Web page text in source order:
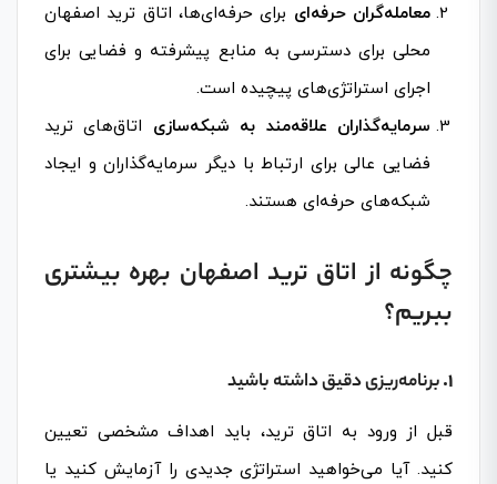
معامله‌گران حرفه‌ای برای حرفه‌ای‌ها، اتاق ترید اصفهان
محلی برای دسترسی به منابع پیشرفته و فضایی برای
اجرای استراتژی‌های پیچیده است.
سرمایه‌گذاران علاقه‌مند به شبکه‌سازی اتاق‌های ترید
فضایی عالی برای ارتباط با دیگر سرمایه‌گذاران و ایجاد
شبکه‌های حرفه‌ای هستند.
چگونه از اتاق ترید اصفهان بهره بیشتری
ببریم؟
1. برنامه‌ریزی دقیق داشته باشید
قبل از ورود به اتاق ترید، باید اهداف مشخصی تعیین
کنید. آیا می‌خواهید استراتژی جدیدی را آزمایش کنید یا